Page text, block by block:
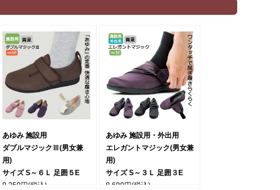
あゆみ 施設用
ダブルマジックⅢ(男女兼
用)
サイズ S～６Ｌ 足囲５E
9,350円(税込)
あゆみ 施設用・外出用
エレガントマジック(男女兼
用)
サイズ S～３Ｌ 足囲３E
8,690円(税込)